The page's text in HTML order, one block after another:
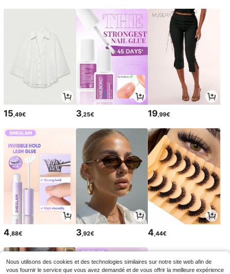
15 ,49€ 3,25€ 19 ,99€
4 ,88€ 3,92€ 4 ,44€
Nous utilisons des cookies et des technologies similaires sur notre site web afin de
vous fournir le service que vous avez demandé et de vous offrir la meilleure expérience